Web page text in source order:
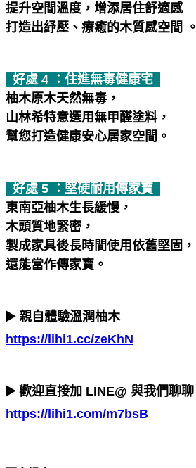
提升空間溫度，增添居住舒適感
打造出紓壓、療癒的木質感空間 。
好處 4 ：住進無毒健康宅
柚木原木天然無毒，
山林希特意選用無甲醛塗料，
幫您打造健康安心居家空間。
好處 5 ：堅硬耐用傳家寶
東南亞柚木生長緩慢，
木頭質地緊密，
製成家具後長時間使用依舊堅固，
還能當作傳家寶。
▶️ 親自體驗溫潤柚木
https://lihi1.cc/zeKhN
▶️ 歡迎直接加 LINE@ 與我們聊聊
https://lihi1.com/m7bsB